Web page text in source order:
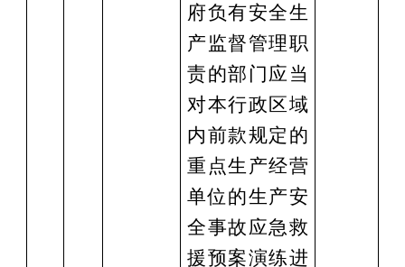
府负有安全生
产监督管理职
责的部门应当
对本行政区域
内前款规定的
重点生产经营
单位的生产安
全事故应急救
援预案演练进